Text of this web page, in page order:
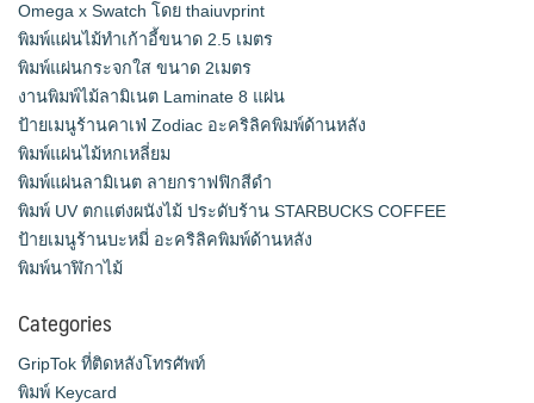
Omega x Swatch โดย thaiuvprint
พิมพ์แผ่นไม้ทำเก้าอี้ขนาด 2.5 เมตร
พิมพ์แผ่นกระจกใส ขนาด 2เมตร
งานพิมพ์ไม้ลามิเนต Laminate 8 แผ่น
ป้ายเมนูร้านคาเฟ่ Zodiac อะคริลิคพิมพ์ด้านหลัง
พิมพ์แผ่นไม้หกเหลี่ยม
พิมพ์แผ่นลามิเนต ลายกราฟฟิกสีดำ
พิมพ์ UV ตกแต่งผนังไม้ ประดับร้าน STARBUCKS COFFEE
ป้ายเมนูร้านบะหมี่ อะคริลิคพิมพ์ด้านหลัง
พิมพ์นาฬิกาไม้
Categories
GripTok ที่ติดหลังโทรศัพท์
พิมพ์ Keycard